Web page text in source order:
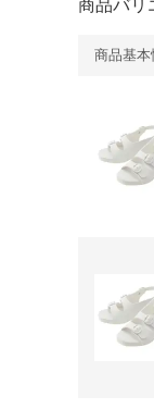
商品バリ
商品基本